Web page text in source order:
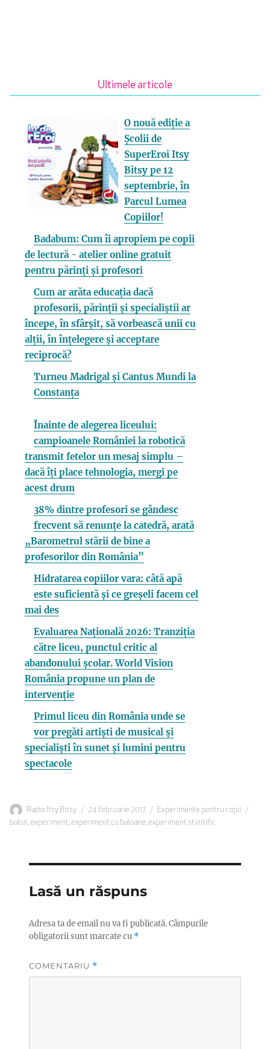
Ultimele articole
O nouă ediție a
Școlii de
SuperEroi Itsy
Bitsy pe 12
septembrie, în
Parcul Lumea
Copiilor!
Badabum: Cum îi apropiem pe copii
de lectură - atelier online gratuit
pentru părinți și profesori
Cum ar arăta educația dacă
profesorii, părinții și specialiștii ar
începe, în sfârșit, să vorbească unii cu
alții, în înțelegere și acceptare
reciprocă?
Turneu Madrigal și Cantus Mundi la
Constanța
Înainte de alegerea liceului:
campioanele României la robotică
transmit fetelor un mesaj simplu –
dacă îți place tehnologia, mergi pe
acest drum
38% dintre profesori se gândesc
frecvent să renunțe la catedră, arată
„Barometrul stării de bine a
profesorilor din România”
Hidratarea copiilor vara: câtă apă
este suficientă și ce greșeli facem cel
mai des
Evaluarea Națională 2026: Tranziția
către liceu, punctul critic al
abandonului școlar. World Vision
România propune un plan de
intervenție
Primul liceu din România unde se
vor pregăti artiști de musical și
specialiști în sunet și lumini pentru
spectacole
Autor
Radio Itsy Bitsy
Publicat
pe
24 februarie 2017 Categorii
Experimente pentru copii
balon,experiment,experiment cu baloane,experiment stiintific
Lasă un răspuns
Adresa ta de email nu va fi publicată.Câmpurile
obligatorii sunt marcate cu *
COMENTARIU *